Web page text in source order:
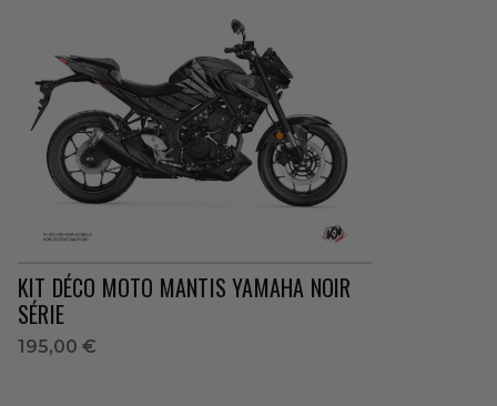
KIT DÉCO MOTO MANTIS YAMAHA NOIR
SÉRIE
195,00 €